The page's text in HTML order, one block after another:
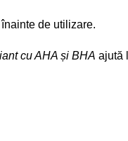
de utilizare.
cu AHA și BHA ajută